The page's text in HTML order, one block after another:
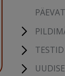
TESTID